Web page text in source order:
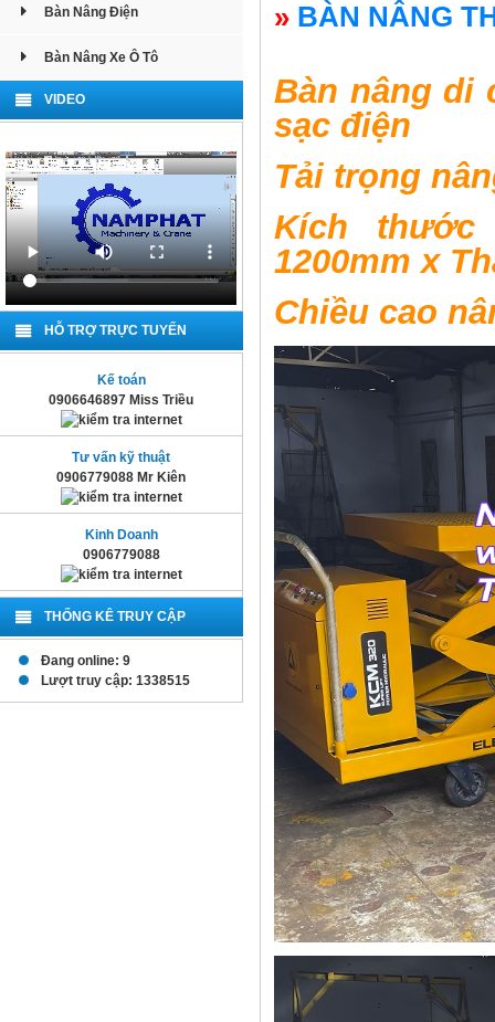
Bàn Nâng Điện
Bàn Nâng Xe Ô Tô
VIDEO
HỖ TRỢ TRỰC TUYẾN
Kế toán
0906646897 Miss Triều
Tư vấn kỹ thuật
0906779088 Mr Kiên
Kinh Doanh
0906779088
THỐNG KÊ TRUY CẬP
Đang online: 9
Lượt truy cập: 1338515
» BÀN NÂNG
Bàn nâng di
sạc điện
Tải trọng
Kích thước
1200mm x
Chiều cao